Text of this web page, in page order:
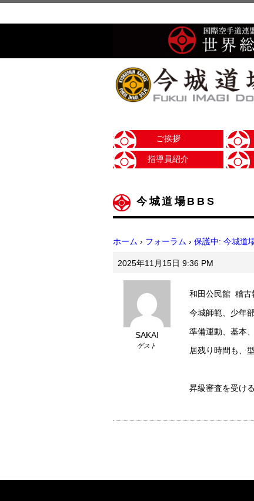
ご挨拶
指導員紹介
今城道場BBS
ホーム › フォーラム › 保護中: 今城道
2025年11月15日 9:36 PM
SAKAI
ゲスト
和田公民館 稽古
今城師範、少年
準備運動、基本
居残り時間も、
昇級審査を受け